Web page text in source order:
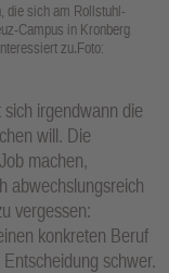
die sich am Rollstuhl-
Campus in Kronberg
zu.Foto:
irgendwann die
will. Die
machen,
abwechslungsreich
vergessen:
konkreten Beruf
schwer.